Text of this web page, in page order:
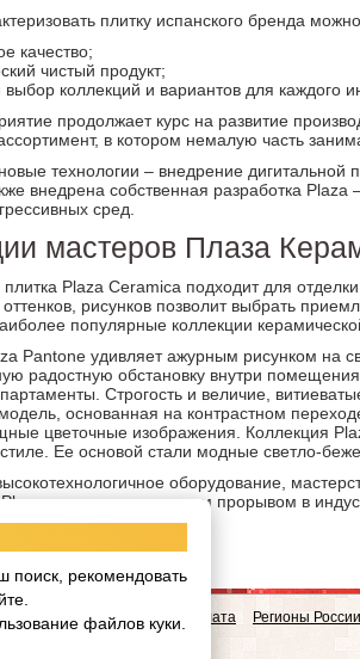
плитку испанского бренда
качество;
чистый продукт;
коллекций и вариантов для каждого
продолжает курс на развитие
в котором немалую часть
технологии – внедрение дигитальной
внедрена собственная разработка
сред.
мастеров Плаза
Plaza Ceramica подходит для
рисунков позволит выбрать
популярные коллекции
Pantone удивляет ажурным рисунком на
радостную обстановку внутри
Строгость и величие,
основанная на контрастном
цветочные изображения. Коллекция
Ее основой стали модные светло-
оборудование,
ставшие настоящим прорывом в
Новинки Доставка и Оплата Регионы России
поиск, рекомендовать
файлов куки.